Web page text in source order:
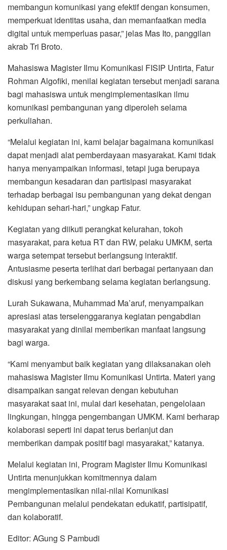
membangun komunikasi yang efektif dengan konsumen,
memperkuat identitas usaha, dan memanfaatkan media
digital untuk memperluas pasar,” jelas Mas Ito, panggilan
akrab Tri Broto.
Mahasiswa Magister Ilmu Komunikasi FISIP Untirta, Fatur
Rohman Algofiki, menilai kegiatan tersebut menjadi sarana
bagi mahasiswa untuk mengimplementasikan ilmu
komunikasi pembangunan yang diperoleh selama
perkuliahan.
“Melalui kegiatan ini, kami belajar bagaimana komunikasi
dapat menjadi alat pemberdayaan masyarakat. Kami tidak
hanya menyampaikan informasi, tetapi juga berupaya
membangun kesadaran dan partisipasi masyarakat
terhadap berbagai isu pembangunan yang dekat dengan
kehidupan sehari-hari,” ungkap Fatur.
Kegiatan yang diikuti perangkat kelurahan, tokoh
masyarakat, para ketua RT dan RW, pelaku UMKM, serta
warga setempat tersebut berlangsung interaktif.
Antusiasme peserta terlihat dari berbagai pertanyaan dan
diskusi yang berkembang selama kegiatan berlangsung.
Lurah Sukawana, Muhammad Ma’aruf, menyampaikan
apresiasi atas terselenggaranya kegiatan pengabdian
masyarakat yang dinilai memberikan manfaat langsung
bagi warga.
“Kami menyambut baik kegiatan yang dilaksanakan oleh
mahasiswa Magister Ilmu Komunikasi Untirta. Materi yang
disampaikan sangat relevan dengan kebutuhan
masyarakat saat ini, mulai dari kesehatan, pengelolaan
lingkungan, hingga pengembangan UMKM. Kami berharap
kolaborasi seperti ini dapat terus berlanjut dan
memberikan dampak positif bagi masyarakat,” katanya.
Melalui kegiatan ini, Program Magister Ilmu Komunikasi
Untirta menunjukkan komitmennya dalam
mengimplementasikan nilai-nilai Komunikasi
Pembangunan melalui pendekatan edukatif, partisipatif,
dan kolaboratif.
Editor: AGung S Pambudi